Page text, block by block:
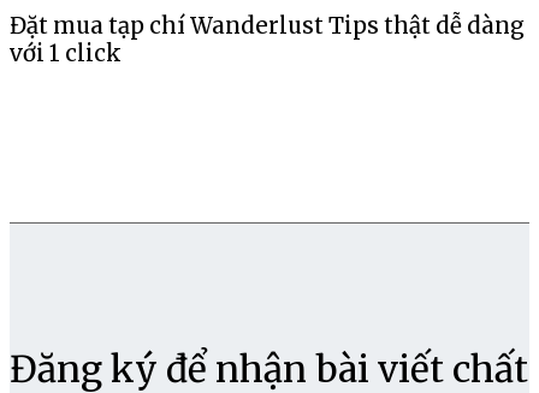
Đặt mua tạp chí Wanderlust Tips thật dễ dàng
với 1 click
Đăng ký để nhận bài viết chất